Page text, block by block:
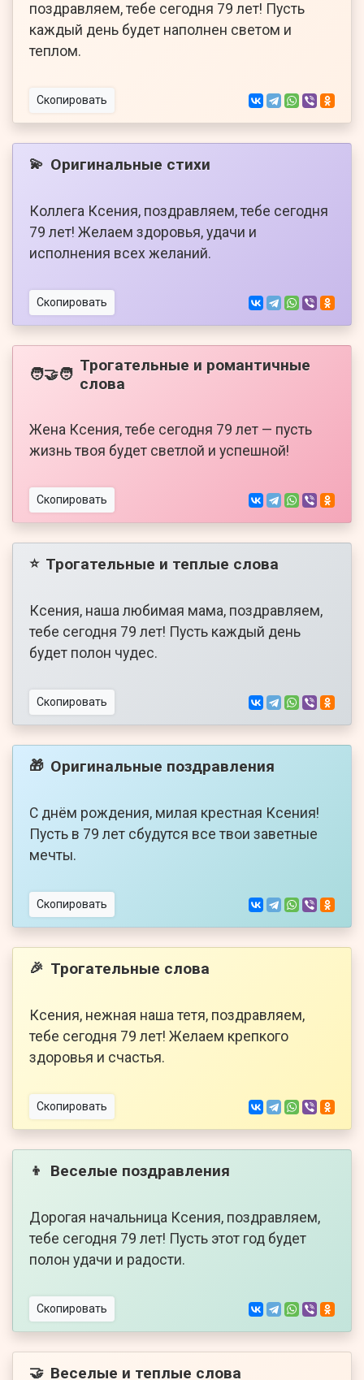
поздравляем, тебе сегодня 79 лет! Пусть
каждый день будет наполнен светом и
теплом.
Скопировать
💫 Оригинальные стихи
Коллега Ксения, поздравляем, тебе сегодня
79 лет! Желаем здоровья, удачи и
исполнения всех желаний.
Скопировать
🧑‍🤝‍🧑 Трогательные и романтичные
слова
Жена Ксения, тебе сегодня 79 лет — пусть
жизнь твоя будет светлой и успешной!
Скопировать
⭐ Трогательные и теплые слова
Ксения, наша любимая мама, поздравляем,
тебе сегодня 79 лет! Пусть каждый день
будет полон чудес.
Скопировать
🎁 Оригинальные поздравления
С днём рождения, милая крестная Ксения!
Пусть в 79 лет сбудутся все твои заветные
мечты.
Скопировать
🎉 Трогательные слова
Ксения, нежная наша тетя, поздравляем,
тебе сегодня 79 лет! Желаем крепкого
здоровья и счастья.
Скопировать
👦 Веселые поздравления
Дорогая начальница Ксения, поздравляем,
тебе сегодня 79 лет! Пусть этот год будет
полон удачи и радости.
Скопировать
🤝 Веселые и теплые слова